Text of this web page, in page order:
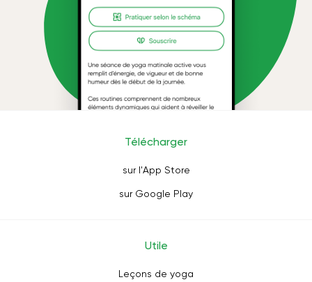
Télécharger
sur l'App Store
sur Google Play
Utile
Leçons de yoga